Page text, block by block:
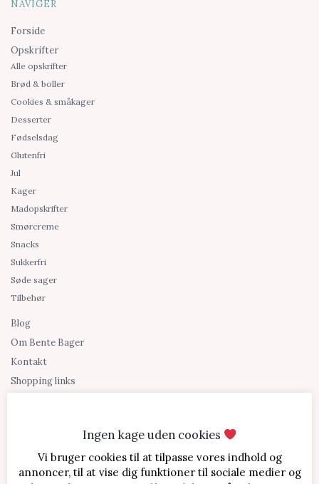
NAVIGER
Forside
Opskrifter
Alle opskrifter
Brød & boller
Cookies & småkager
Desserter
Fødselsdag
Glutenfri
Jul
Kager
Madopskrifter
Smørcreme
Snacks
Sukkerfri
Søde sager
Tilbehør
Blog
Om Bente Bager
Kontakt
Shopping links
Ingen kage uden cookies
Vi bruger cookies til at tilpasse vores indhold og
annoncer, til at vise dig funktioner til sociale medier og